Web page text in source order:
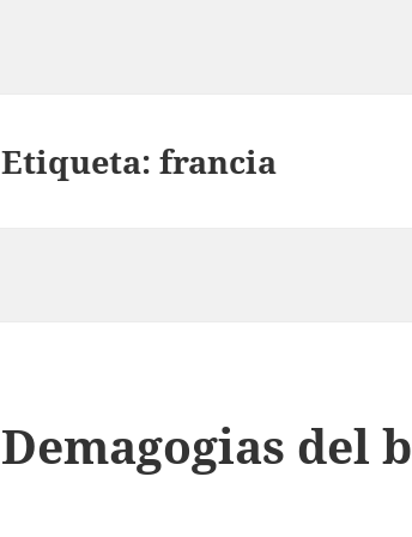
Etiqueta:francia
Demagogias del